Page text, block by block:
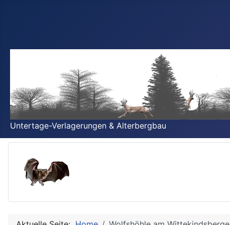
Untertage-Verlagerungen & Alterbergbau